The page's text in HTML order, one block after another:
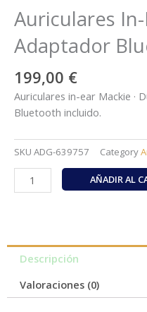
Auriculares
Adaptador
199,00 €
Auriculares in-ear Mackie ·
Bluetooth incluido.
SKU ADG-639757 Category
Mackie
MP-
Auriculares
Ear
AÑADIR AL
Descripción
Valoraciones (0)